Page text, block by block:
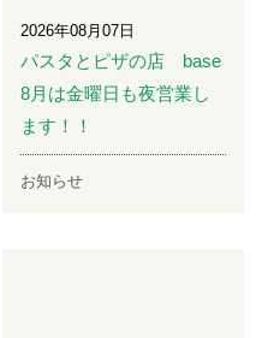
2026年08月07日
パスタとピザの店 base
8月は金曜日も夜営業し
ます！！
お知らせ